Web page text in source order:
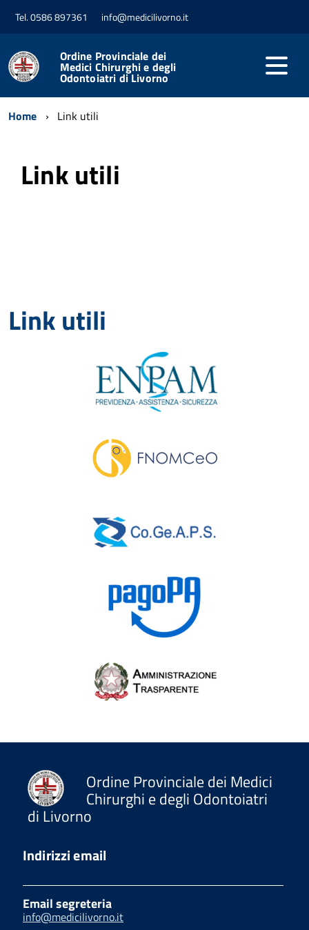
Tel. 0586 897361 info@medicilivorno.it
Ordine Provinciale dei
Medici Chirurghi e degli
Odontoiatri di Livorno
Home Link utili
Link utili
Link utili
Ordine Provinciale dei Medici
Chirurghi e degli Odontoiatri
di Livorno
Indirizzi email
Email segreteria
info@medicilivorno.it